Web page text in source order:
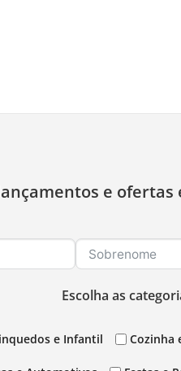
e
Escolha as
e Infantil Cozinha